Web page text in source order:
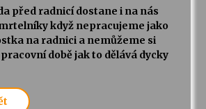
před radnicí dostane i na nás
když nepracujeme jako
na radnici a nemůžeme si
době jak to dělává dycky